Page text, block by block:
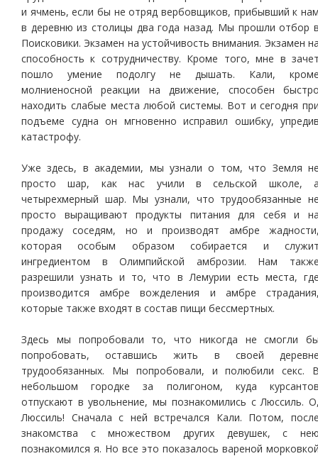
и ячмень, если бы не отряд вербовщиков, прибывший к
в деревню из столицы два года назад. Мы прошли отбор
Поисковики. Экзамен на устойчивость внимания. Экзамен
способность к сотрудничеству. Кроме того, мне в
пошло умение подолгу не дышать. Кали,
молниеносной реакции на движение, способен
находить слабые места любой системы. Вот и сегодня
подъеме судна он мгновенно исправил ошибку,
катастрофу.
Уже здесь, в академии, мы узнали о том, что Земля
просто шар, как нас учили в сельской школе,
четырехмерный шар. Мы узнали, что трудообязанные
просто выращивают продукты питания для себя и
продажу соседям, но и производят амбре
которая особым образом собирается и
ингредиентом в Олимпийской амброзии. Нам
разрешили узнать и то, что в Лемурии есть места,
производится амбре вожделения и амбре
которые также входят в состав пищи бессмертных.
Здесь мы попробовали то, что никогда не смогли
попробовать, оставшись жить в своей
трудообязанных. Мы попробовали, и полюбили секс.
небольшом городке за полигоном, куда
отпускают в увольнение, мы познакомились с Люссиль.
Люссиль! Сначала с ней встречался Кали. Потом,
знакомства с множеством других девушек, с
познакомился я. Но все это показалось вареной